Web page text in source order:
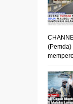
(Pemda)